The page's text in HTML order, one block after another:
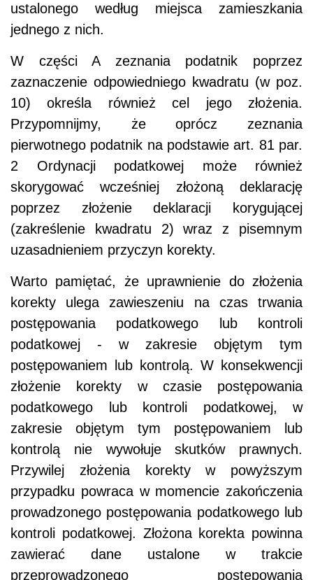
ustalonego według miejsca zamieszkania
jednego z nich.
W części A zeznania podatnik poprzez
zaznaczenie odpowiedniego kwadratu (w poz.
10) określa również cel jego złożenia.
Przypomnijmy, że oprócz zeznania
pierwotnego podatnik na podstawie art. 81 par.
2 Ordynacji podatkowej może również
skorygować wcześniej złożoną deklarację
poprzez złożenie deklaracji korygującej
(zakreślenie kwadratu 2) wraz z pisemnym
uzasadnieniem przyczyn korekty.
Warto pamiętać, że uprawnienie do złożenia
korekty ulega zawieszeniu na czas trwania
postępowania podatkowego lub kontroli
podatkowej - w zakresie objętym tym
postępowaniem lub kontrolą. W konsekwencji
złożenie korekty w czasie postępowania
podatkowego lub kontroli podatkowej, w
zakresie objętym tym postępowaniem lub
kontrolą nie wywołuje skutków prawnych.
Przywilej złożenia korekty w powyższym
przypadku powraca w momencie zakończenia
prowadzonego postępowania podatkowego lub
kontroli podatkowej. Złożona korekta powinna
zawierać dane ustalone w trakcie
przeprowadzonego postępowania